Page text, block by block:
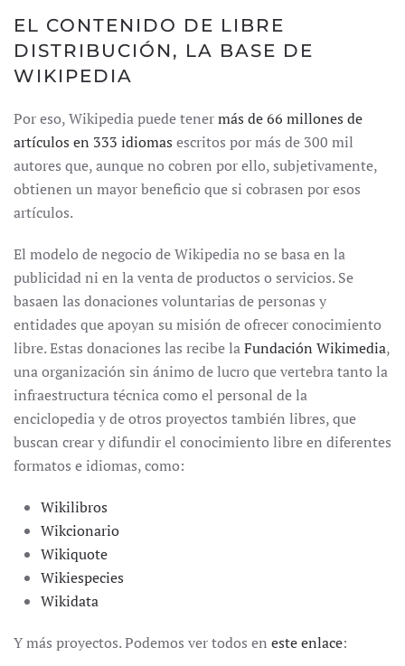
EL CONTENIDO DE LIBRE
DISTRIBUCIÓN, LA BASE DE
WIKIPEDIA
Por eso, Wikipedia puede tenermás de 66 millones de
artículos en 333 idiomas escritos por más de 300 mil
autores que, aunque no cobren por ello, subjetivamente,
obtienen un mayor beneficio que si cobrasen por esos
artículos.
El modelo de negocio de Wikipedia no se basa en la
publicidad ni en la venta de productos o servicios. Se
basaen las donaciones voluntarias de personas y
entidades que apoyan su misión de ofrecer conocimiento
libre. Estas donaciones las recibe laFundación Wikimedia,
una organización sin ánimo de lucro que vertebra tanto la
infraestructura técnica como el personal de la
enciclopedia y de otros proyectos también libres, que
buscan crear y difundir el conocimiento libre en diferentes
formatos e idiomas, como:
Wikilibros
Wikcionario
Wikiquote
Wikiespecies
Wikidata
Y más proyectos. Podemos ver todos en este enlace: